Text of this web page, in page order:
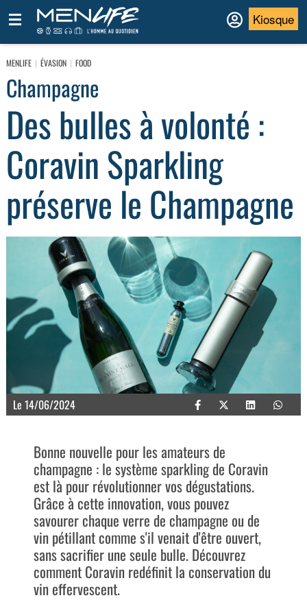
Kiosque
MENLIFE ÉVASION FOOD
Champagne
Des bulles à volonté :
Coravin Sparkling
préserve le Champagne
Le 14/06/2024
Bonne nouvelle pour les amateurs de
champagne : le système sparkling de Coravin
est là pour révolutionner vos dégustations.
Grâce à cette innovation, vous pouvez
savourer chaque verre de champagne ou de
vin pétillant comme s'il venait d'être ouvert,
sans sacrifier une seule bulle. Découvrez
comment Coravin redéfinit la conservation du
vin effervescent.